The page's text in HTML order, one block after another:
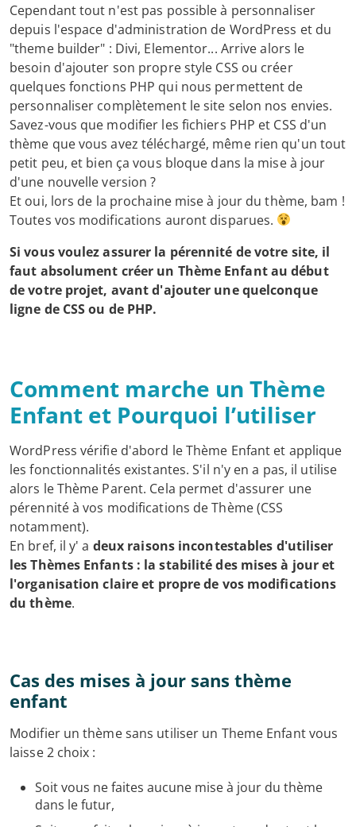
Cependant tout n'est pas possible à personnaliser
depuis l'espace d'administration de WordPress et du
"theme builder" : Divi, Elementor... Arrive alors le
besoin d'ajouter son propre style CSS ou créer
quelques fonctions PHP qui nous permettent de
personnaliser complètement le site selon nos envies.
Savez-vous que modifier les fichiers PHP et CSS d'un
thème que vous avez téléchargé, même rien qu'un tout
petit peu, et bien ça vous bloque dans la mise à jour
d'une nouvelle version ?
Et oui, lors de la prochaine mise à jour du thème, bam !
Toutes vos modifications auront disparues.
Si vous voulez assurer la pérennité de votre site, il
faut absolument créer un Thème Enfant au début
de votre projet, avant d'ajouter une quelconque
ligne de CSS ou de PHP.
Comment marche un Thème
Enfant et Pourquoi l’utiliser
WordPress vérifie d'abord le Thème Enfant et applique
les fonctionnalités existantes. S'il n'y en a pas, il utilise
alors le Thème Parent. Cela permet d'assurer une
pérennité à vos modifications de Thème (CSS
notamment).
En bref, il y' a deux raisons incontestables d'utiliser
les Thèmes Enfants : la stabilité des mises à jour et
l'organisation claire et propre de vos modifications
du thème.
Cas des mises à jour sans thème
enfant
Modifier un thème sans utiliser un Theme Enfant vous
laisse 2 choix :
Soit vous ne faites aucune mise à jour du thème
dans le futur,